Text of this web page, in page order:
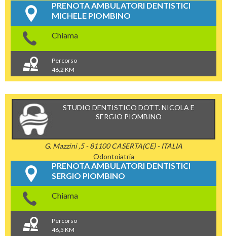
PRENOTA AMBULATORI DENTISTICI
MICHELE PIOMBINO
Chiama
Percorso
46,2 KM
STUDIO DENTISTICO DOTT. NICOLA E
SERGIO PIOMBINO
G. Mazzini ,5 - 81100 CASERTA(CE) - ITALIA
Odontoiatria
PRENOTA AMBULATORI DENTISTICI
SERGIO PIOMBINO
Chiama
Percorso
46,5 KM